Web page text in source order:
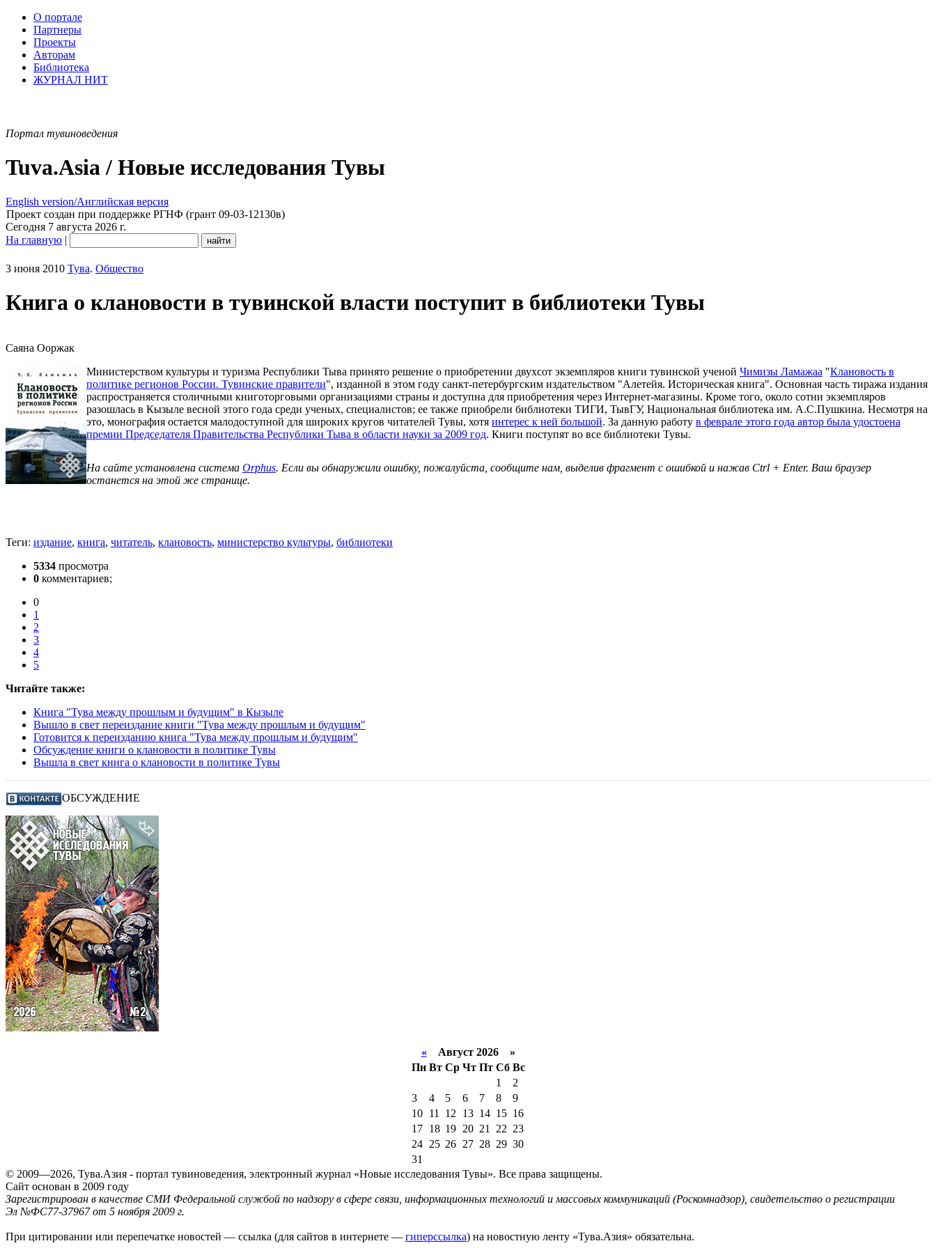
О портале
Партнеры
Проекты
Авторам
Библиотека
ЖУРНАЛ НИТ
Портал тувиноведения
Tuva.Asia / Новые исследования Тувы
English version/Английская версия
Проект создан при поддержке РГНФ (грант 09-03-12130в)
Сегодня 7 августа 2026 г.
На главную |
3 июня 2010 Тува. Общество
Книга о клановости в тувинской власти поступит в библиотеки Тувы
Саяна Ооржак
Министерством культуры и туризма Республики Тыва принято решение о приобретении двухсот экземпляров книги тувинской ученой Чимизы Ламажаа "Клановость в
политике регионов России. Тувинские правители", изданной в этом году санкт-петербургским издательством "Алетейя. Историческая книга". Основная часть тиража издания
распространяется столичными книготорговыми организациями страны и доступна для приобретения через Интернет-магазины. Кроме того, около сотни экземпляров
разошлась в Кызыле весной этого года среди ученых, специалистов; ее также приобрели библиотеки ТИГИ, ТывГУ, Национальная библиотека им. А.С.Пушкина. Несмотря на
это, монография остается малодоступной для широких кругов читателей Тувы, хотя интерес к ней большой. За данную работу в феврале этого года автор была удостоена
премии Председателя Правительства Республики Тыва в области науки за 2009 год. Книги поступят во все библиотеки Тувы.
На сайте установлена система Orphus. Если вы обнаружили ошибку, пожалуйста, сообщите нам, выделив фрагмент с ошибкой и нажав Ctrl + Enter. Ваш браузер
останется на этой же странице.
Теги: издание, книга, читатель, клановость, министерство культуры, библиотеки
5334 просмотра
0 комментариев;
0
1
2
3
4
5
Читайте также:
Книга "Тува между прошлым и будущим" в Кызыле
Вышло в свет переиздание книги "Тува между прошлым и будущим"
Готовится к переизданию книга "Тува между прошлым и будущим"
Обсуждение книги о клановости в политике Тувы
Вышла в свет книга о клановости в политике Тувы
ОБСУЖДЕНИЕ
«Август 2026 »
Пн Вт Ср Чт Пт Сб Вс
1
2
3
4 5 6 7 8
9
10
11 12 13 14 15 16
17
18 19 20 21 22 23
24
25 26 27 28 29 30
31
© 2009—2026, Тува.Азия - портал тувиноведения, электронный журнал «Новые исследования Тувы». Все права защищены.
Сайт основан в 2009 году
Зарегистрирован в качестве СМИ Федеральной службой по надзору в сфере связи, информационных технологий и массовых коммуникаций (Роскомнадзор), свидетельство о регистрации
Эл №ФС77-37967 от 5 ноября 2009 г.
При цитировании или перепечатке новостей — ссылка (для сайтов в интернете — гиперссылка) на новостную ленту «Тува.Азия» обязательна.